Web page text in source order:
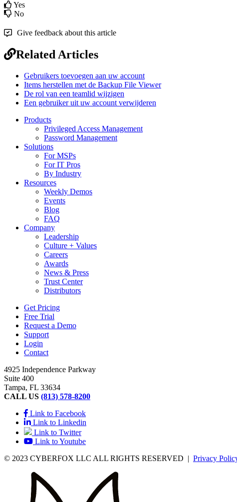
Yes
No
Give feedback about this article
Related Articles
Gebruikers toevoegen aan uw account
Items herstellen met de Backup File Viewer
De rol van een teamlid wijzigen
Een gebruiker uit uw account verwijderen
Products
Privileged Access Management
Password Management
Solutions
For MSPs
For IT Pros
By Industry
Resources
Weekly Demos
Events
Blog
FAQ
Company
Leadership
Culture + Values
Careers
Awards
News & Press
Trust Center
Distributors
Get Pricing
Free Trial
Request a Demo
Support
Login
Contact
4925 Independence Parkway
Suite 400
Tampa, FL 33634
CALL US (813) 578-8200
Link to Facebook
Link to Linkedin
Link to Twitter
Link to Youtube
© 2023 CYBERFOX LLC ALL RIGHTS RESERVED | Privacy